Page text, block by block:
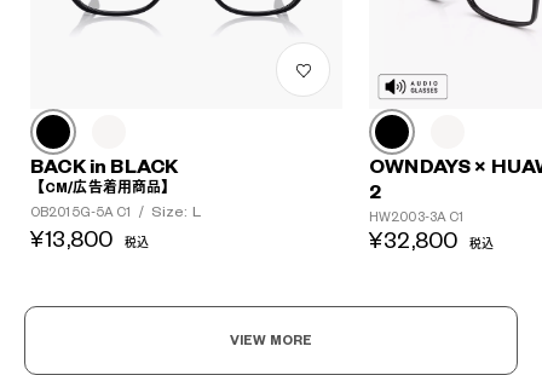
BACK in BLACK
【CM/広告着用商品】
OB2015G-5A C1
/ Size: L
¥13,800 税込
OWNDAYS ×
2
HW2003-3A C1
¥32,800 税込
VIEW MORE